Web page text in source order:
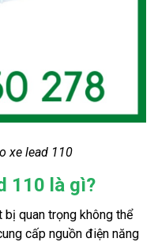
xe lead 110
110 là gì?
quan trọng không thể
cấp nguồn điện năng